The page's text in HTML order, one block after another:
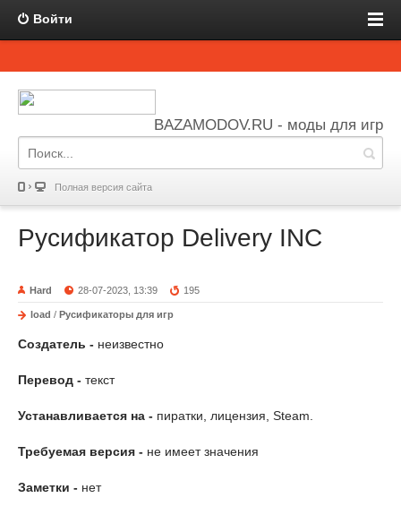
Войти
BAZAMODOV.RU - моды для игр
Полная версия сайта
Русификатор Delivery INC
Hard 28-07-2023, 13:39 195
load / Русификаторы для игр
Создатель - неизвестно
Перевод - текст
Устанавливается на - пиратки, лицензия, Steam.
Требуемая версия - не имеет значения
Заметки - нет